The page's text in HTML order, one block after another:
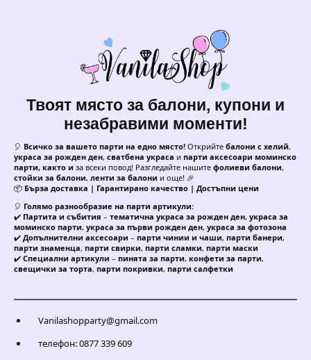
Твоят място за балони, купони и
незабравими моменти!
🎈 Всичко за вашето парти на едно място! Открийте балони с хелий,
украса за рожден ден, сватбена украса и парти аксесоари моминско
парти, както и за всеки повод! Разгледайте нашите фолиеви балони,
стойки за балони, ленти за балони и още! 🎉
📦 Бърза доставка | Гарантирано качество | Достъпни цени
🎈 Голямо разнообразие на парти артикули:
✔️ Партита и събития – тематична украса за рожден ден, украса за
моминско парти, украса за първи рожден ден, украса за фотозона
✔️ Допълнителни аксесоари – парти чинии и чаши, парти банери,
парти знаменца, парти свирки, парти сламки, парти маски
✔️ Специални артикули – пинята за парти, конфети за парти,
свещички за торта, парти покривки, парти салфетки
Vanilashopparty@gmail.com
телефон: 0877 339 609